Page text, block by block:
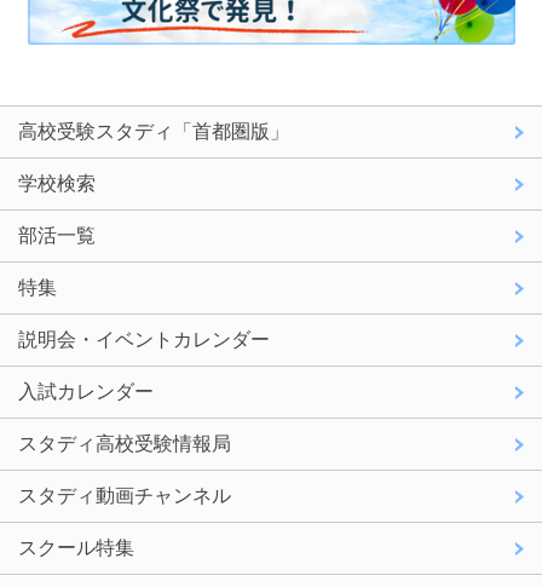
高校受験スタディ「首都圏版」
学校検索
部活一覧
特集
説明会・イベントカレンダー
入試カレンダー
スタディ高校受験情報局
スタディ動画チャンネル
スクール特集